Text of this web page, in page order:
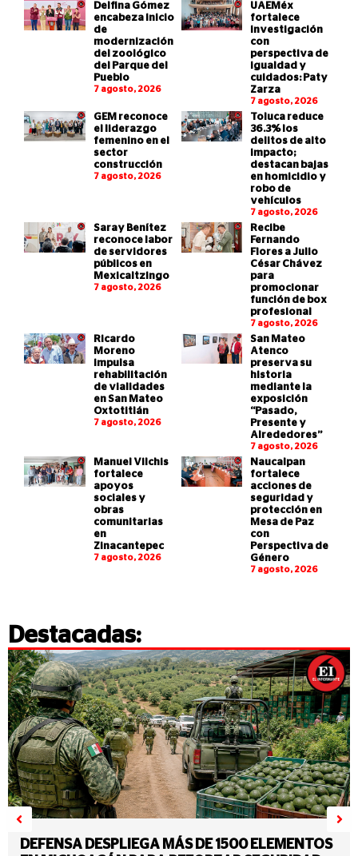
Delfina Gómez
encabeza inicio
de
modernización
del zoológico
del Parque del
Pueblo
7 agosto, 2026
UAEMéx
fortalece
investigación
con
perspectiva de
igualdad y
cuidados: Paty
Zarza
7 agosto, 2026
GEM reconoce
el liderazgo
femenino en el
sector
construcción
7 agosto, 2026
Toluca reduce
36.3% los
delitos de alto
impacto;
destacan bajas
en homicidio y
robo de
vehículos
7 agosto, 2026
Saray Benítez
reconoce labor
de servidores
públicos en
Mexicaltzingo
7 agosto, 2026
Recibe
Fernando
Flores a Julio
César Chávez
para
promocionar
función de box
profesional
7 agosto, 2026
Ricardo
Moreno
impulsa
rehabilitación
de vialidades
en San Mateo
Oxtotitlán
7 agosto, 2026
San Mateo
Atenco
preserva su
historia
mediante la
exposición
“Pasado,
Presente y
Alrededores”
7 agosto, 2026
Manuel Vilchis
fortalece
apoyos
sociales y
obras
comunitarias
en
Zinacantepec
7 agosto, 2026
Naucalpan
fortalece
acciones de
seguridad y
protección en
Mesa de Paz
con
Perspectiva de
Género
7 agosto, 2026
Destacadas:
DEFENSA DESPLIEGA MÁS DE 1500 ELEMENTOS